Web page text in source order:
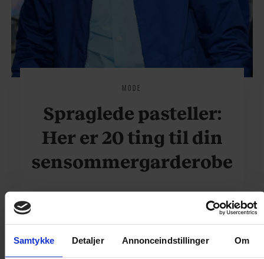
Samtykke Detaljer Annonceindstillinger Om
MODE
Spraglede pasteller:
Her er 20 ting til din
sensommergarderobe
NYHEDER